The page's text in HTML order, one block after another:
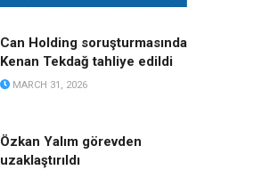
Can Holding soruşturmasında
Kenan Tekdağ tahliye edildi
MARCH 31, 2026
Özkan Yalım görevden
uzaklaştırıldı